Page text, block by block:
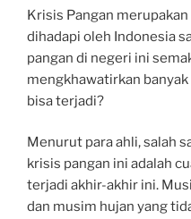
Krisis Pangan
dihadapi oleh Indonesia
pangan di negeri ini
mengkhawatirkan banyak
bisa terjadi?
Menurut para ahli, salah
krisis pangan ini adalah
terjadi akhir-akhir ini.
dan musim hujan yang